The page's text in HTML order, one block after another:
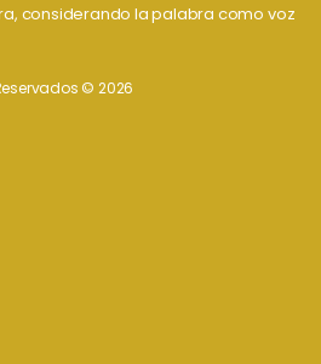
considerando la palabra como voz
© 2026